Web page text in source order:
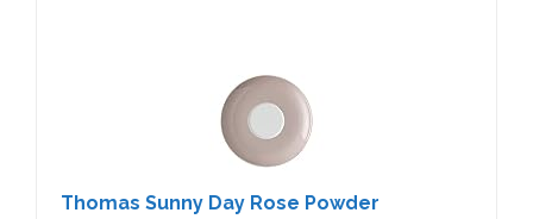
Thomas Sunny Day Rose Powder